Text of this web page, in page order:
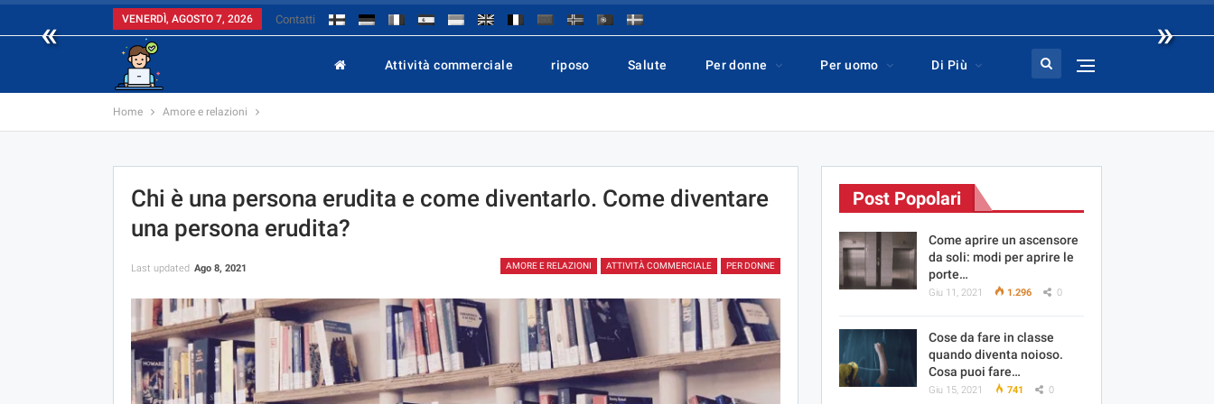
« »
VENERDÌ, AGOSTO 7, 2026 Contatti
Attività commerciale riposo Salute Per donne Per uomo Di Più
Home Amore e relazioni
Chi è una persona erudita e come diventarlo. Come diventare
una persona erudita?
AMORE E RELAZIONI ATTIVITÀ COMMERCIALE PER DONNE
Last updated Ago 8, 2021
Post Popolari
Come aprire un ascensore
da soli: modi per aprire le
porte…
Giu 11, 2021 1.296 0
Cose da fare in classe
quando diventa noioso.
Cosa puoi fare…
Giu 15, 2021 741 0